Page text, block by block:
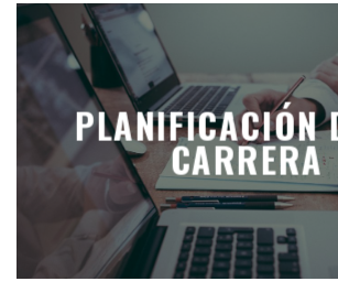
PLANIFICACIÓN
CARRERA